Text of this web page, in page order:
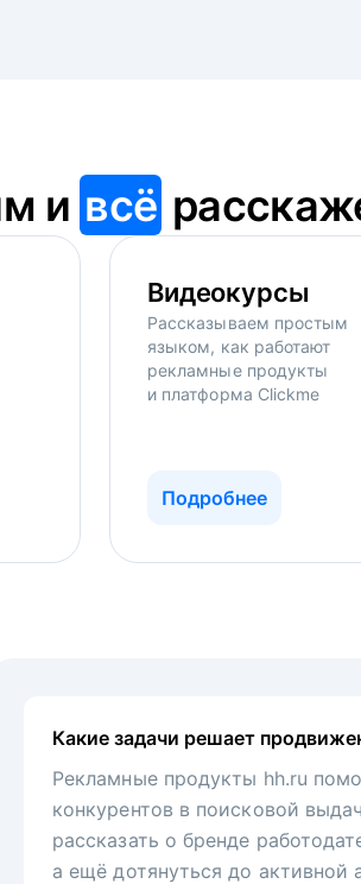
и всё
Видеокурсы
Рассказываем простым
языком, как работают
рекламные продукты
и платформа Clickme
Подробнее
Какие задачи решает
Рекламные продукты hh.ru
конкурентов в поисковой
рассказать о бренде
а ещё дотянуться до активной